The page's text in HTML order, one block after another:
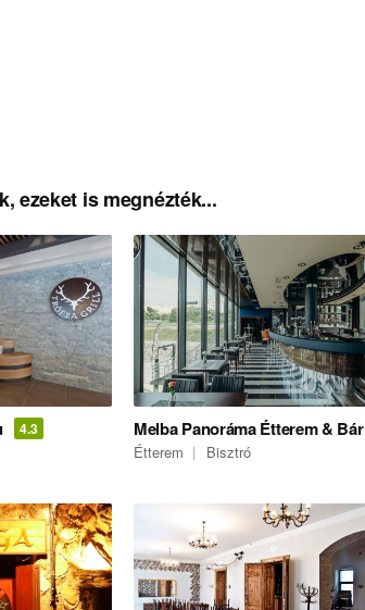
ezeket is megnézték...
4.3 Melba Panoráma Étterem & Bár
Étterem Bisztró